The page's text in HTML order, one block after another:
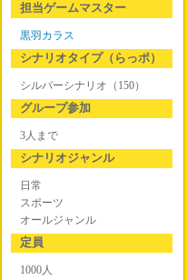
担当ゲームマスター
黒羽カラス
シナリオタイプ（らっポ）
シルバーシナリオ（150）
グループ参加
3人まで
シナリオジャンル
日常
スポーツ
オールジャンル
定員
1000人